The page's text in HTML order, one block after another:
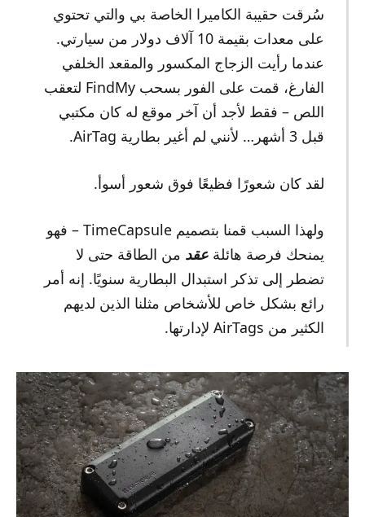
سُرقت حقيبة الكاميرا الخاصة بي والتي تحتوي
على معدات بقيمة 10 آلاف دولار من سيارتي.
عندما رأيت الزجاج المكسور والمقعد الخلفي
الفارغ، قمت على الفور بسحب FindMy لتعقب
اللص – فقط لأجد أن آخر موقع له كان مكتبي
قبل 3 أشهر… لأنني لم أغير بطارية AirTag.
لقد كان شعورًا فظيعًا فوق شعور أسوأ.
ولهذا السبب قمنا بتصميم TimeCapsule – فهو
يمنحك فرصة هائلة عقد من الطاقة حتى لا
تضطر إلى تذكر استبدال البطارية سنويًا. إنه أمر
رائع بشكل خاص للأشخاص مثلنا الذين لديهم
الكثير من AirTags لإدارتها.